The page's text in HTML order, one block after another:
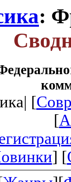
:
[
[
] [